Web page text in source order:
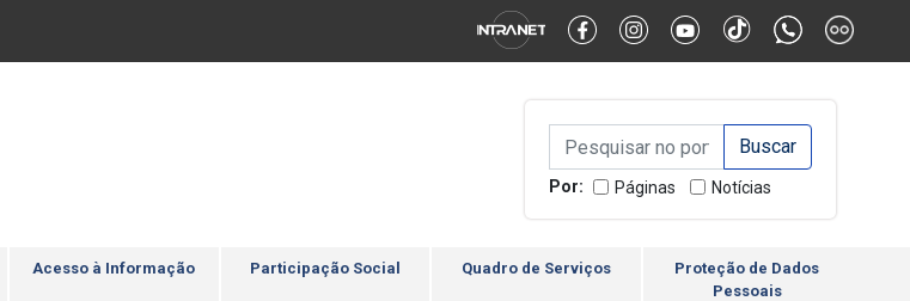
Alternar Alto Contraste Alternar Tamanho da Fonte
Campo de Busca de
Campo de Busca de informaçõesEnviar a Busca
Por: Páginas Notícias
Acesso à Informação Participação Social Quadro de Serviços
Proteção de Dados
Pessoais